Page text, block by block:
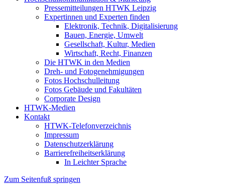
Pressemitteilungen HTWK Leipzig
Expertinnen und Experten finden
Elektronik, Technik, Digitalisierung
Bauen, Energie, Umwelt
Gesellschaft, Kultur, Medien
Wirtschaft, Recht, Finanzen
Die HTWK in den Medien
Dreh- und Fotogenehmigungen
Fotos Hochschulleitung
Fotos Gebäude und Fakultäten
Corporate Design
HTWK-Medien
Kontakt
HTWK-Telefonverzeichnis
Impressum
Datenschutzerklärung
Barrierefreiheitserklärung
In Leichter Sprache
Zum Seitenfuß springen